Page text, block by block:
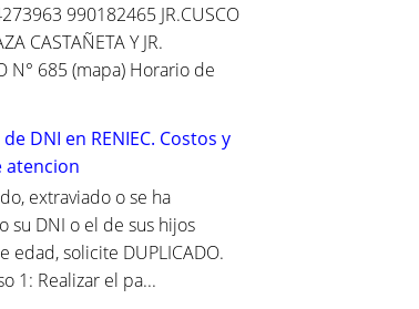
990182465 JR.CUSCO
CASTAÑETA Y JR.
N° 685 (mapa) Horario de
DNI en RENIEC. Costos y
atencion
extraviado o se ha
su DNI o el de sus hijos
edad, solicite DUPLICADO.
1: Realizar el pa...